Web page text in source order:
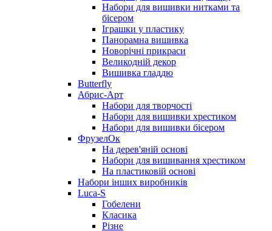
Набори для вишивки нитками та
бісером
Іграшки у пластику
Панорамна вишивка
Новорічні прикраси
Великодній декор
Вишивка гладдю
Butterfly
Абрис-Арт
Набори для творчості
Набори для вишивки хрестиком
Набори для вишивки бісером
ФрузелОк
На дерев'яній основі
Набори для вишивання хрестиком
На пластиковій основі
Набори інших виробників
Luca-S
Гобелени
Класика
Різне